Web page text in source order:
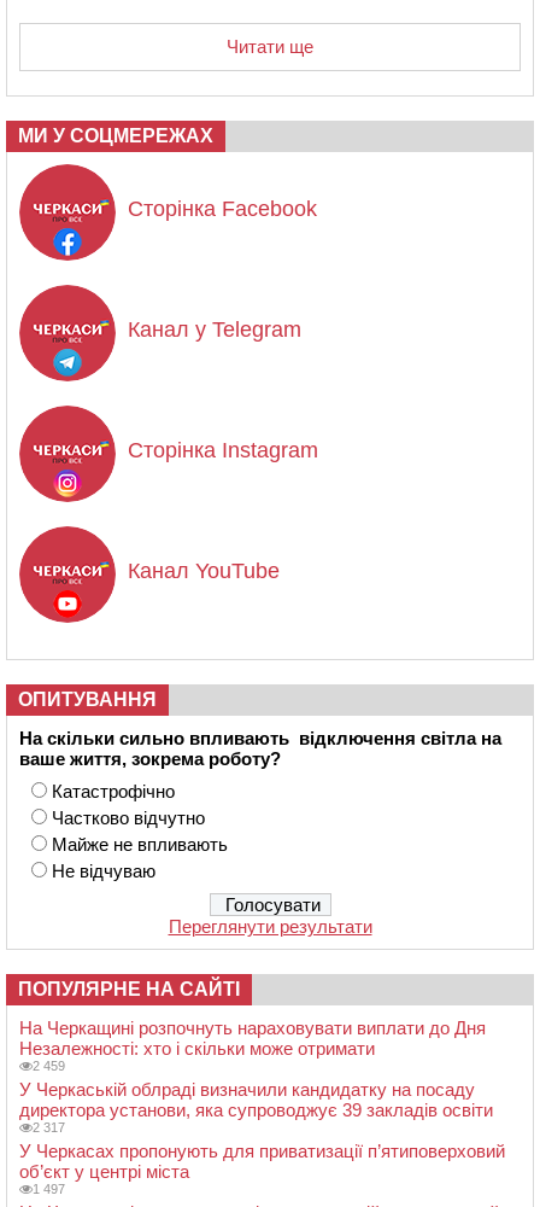
Читати ще
МИ У СОЦМЕРЕЖАХ
Сторінка Facebook
Канал у Telegram
Сторінка Instagram
Канал YouTube
ОПИТУВАННЯ
На скільки сильно впливають відключення світла на
ваше життя, зокрема роботу?
Катастрофічно
Частково відчутно
Майже не впливають
Не відчуваю
Переглянути результати
ПОПУЛЯРНЕ НА САЙТІ
На Черкащині розпочнуть нараховувати виплати до Дня
Незалежності: хто і скільки може отримати
2 459
У Черкаській облраді визначили кандидатку на посаду
директора установи, яка супроводжує 39 закладів освіти
2 317
У Черкасах пропонують для приватизації п’ятиповерховий
об’єкт у центрі міста
1 497